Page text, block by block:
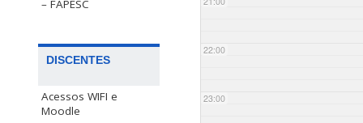
– FAPESC
DISCENTES
Acessos WIFI e
Moodle
22:00
23:00